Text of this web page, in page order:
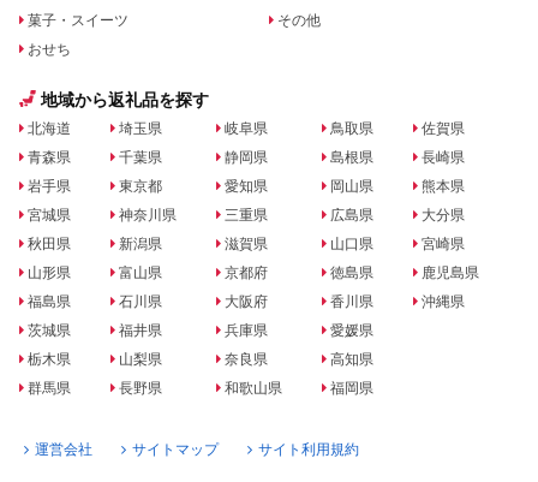
菓子・スイーツ
おせち
その他
地域から返礼品を探す
北海道
青森県
岩手県
宮城県
秋田県
山形県
福島県
茨城県
栃木県
群馬県
埼玉県
千葉県
東京都
神奈川県
新潟県
富山県
石川県
福井県
山梨県
長野県
岐阜県
静岡県
愛知県
三重県
滋賀県
京都府
大阪府
兵庫県
奈良県
和歌山県
鳥取県
島根県
岡山県
広島県
山口県
徳島県
香川県
愛媛県
高知県
福岡県
佐賀県
長崎県
熊本県
大分県
宮崎県
鹿児島県
沖縄県
運営会社 サイトマップ サイト利用規約